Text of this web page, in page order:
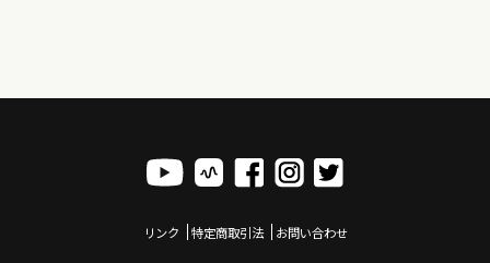
リンク 特定商取引法 お問い合わせ